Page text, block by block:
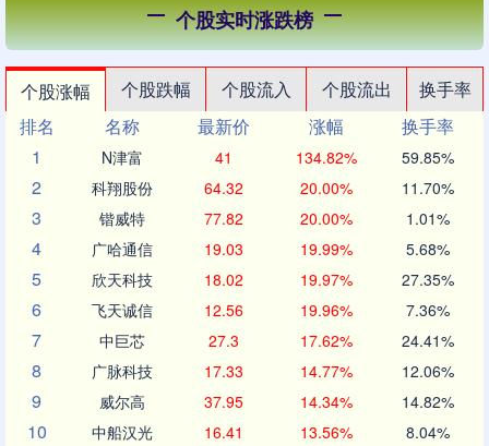
个股实时涨跌榜
个股涨幅 个股跌幅 个股流入 个股流出
换手率
排名
名称 最新价 涨幅
换手率
1
N津富 41 134.82% 59.85%
2 科翔股份 64.32 20.00% 11.70%
3 锴威特 77.82 20.00% 1.01%
4 广哈通信 19.03 19.99% 5.68%
5 欣天科技 18.02 19.97% 27.35%
6 飞天诚信 12.56 19.96% 7.36%
7 中巨芯 27.3 17.62% 24.41%
8 广脉科技 17.33 14.77% 12.06%
9 威尔高 37.95 14.34% 14.82%
10 中船汉光 16.41 13.56% 8.04%